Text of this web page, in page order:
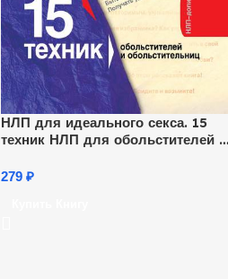
НЛП для идеального секса. 15
техник НЛП для обольстителей и
279 ₽